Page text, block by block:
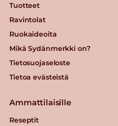
Tuotteet
Ravintolat
Ruokaideoita
Mikä Sydänmerkki on?
Tietosuojaseloste
Tietoa evästeistä
Ammattilaisille
Reseptit